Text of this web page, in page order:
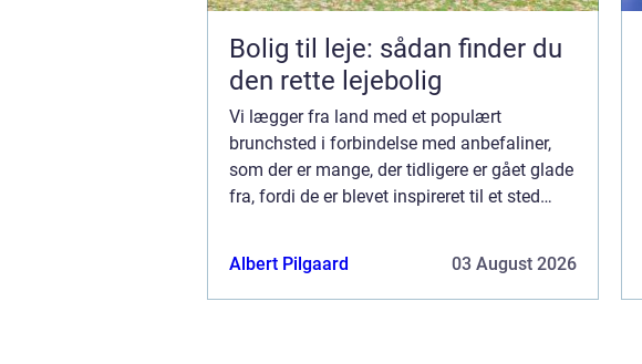
Bolig til leje: sådan finder du
den rette lejebolig
Vi lægger fra land med et populært
brunchsted i forbindelse med anbefaliner,
som der er mange, der tidligere er gået glade
fra, fordi de er blevet inspireret til et sted
Albert Pilgaard 03 August 2026